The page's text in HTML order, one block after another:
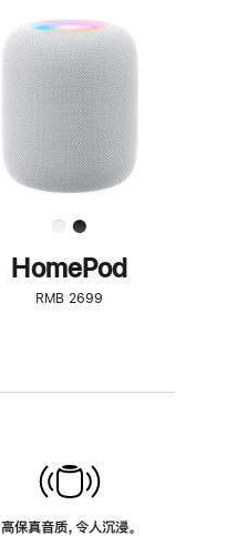
步
了
解
HomePod<
HomePod
RMB 2699
高保真音质，令人沉浸。